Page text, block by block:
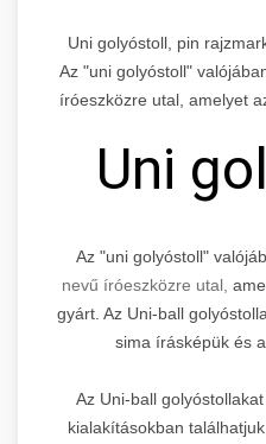
Uni golyóstoll, pin
Az "uni golyóstoll"
íróeszközre utal, amelyet
Uni
Az "uni golyóstoll"
nevű íróeszközre utal,
gyárt. Az Uni-ball
sima írásképük és
Az Uni-ball
kialakításokban